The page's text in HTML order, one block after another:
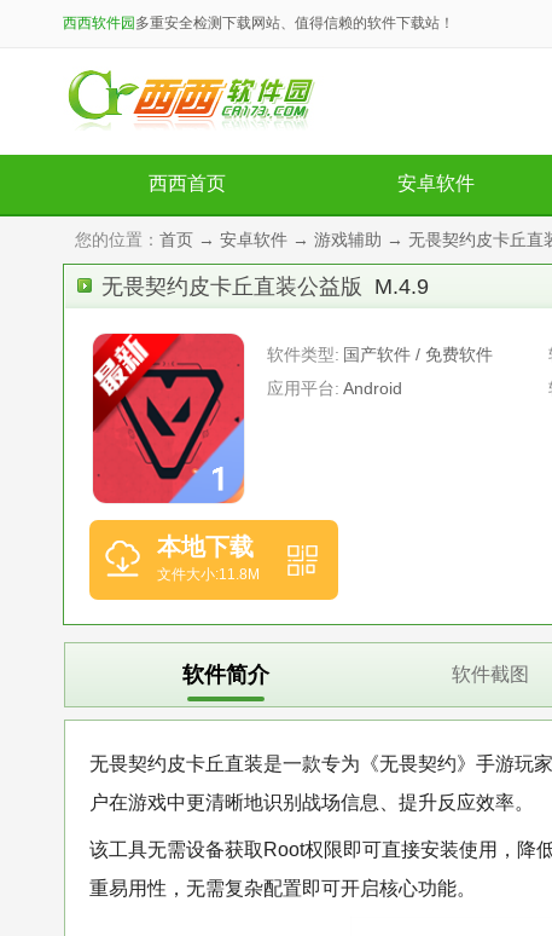
西西软件园 多重安全检测下载网站、值得信赖的软件下载站！
西西首页 安卓软件
您的位置： 首页 → 安卓软件 → 游戏辅助 → 无畏契约皮卡丘直
无畏契约皮卡丘直装公益版 M.4.9
软件类型: 国产软件 / 免费软件
应用平台: Android
本地下载
文件大小:11.8M
软件简介 软件截图
无畏契约皮卡丘直装是一款专为《无畏契约》手游玩
户在游戏中更清晰地识别战场信息、提升反应效率。
该工具无需设备获取Root权限即可直接安装使用，降
重易用性，无需复杂配置即可开启核心功能。